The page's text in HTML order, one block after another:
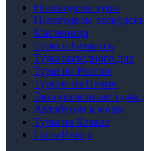
Новогодние туры
Новогодние
Масленица
Туры в Беларусь
Туры выходного дня
Туры по России
Турция из Перми
Экскурсионные туры
Автобусом к морю
Туры на Кавказ
Соль-Илецк